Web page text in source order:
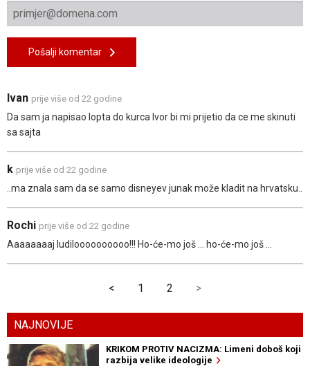
Pošalji komentar
Ivan prije više od 22 godine
Da sam ja napisao lopta do kurca Ivor bi mi prijetio da ce me skinuti
sa sajta
k prije više od 22 godine
..ma znala sam da se samo disneyev junak može kladit na hrvatsku..
Rochi prije više od 22 godine
Aaaaaaaaj ludiloooooooooo!!! Ho-će-mo još ... ho-će-mo još ...
< 1 2 >
NAJNOVIJE
KRIKOM PROTIV NACIZMA: Limeni doboš koji
razbija velike ideologije